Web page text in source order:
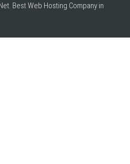
BestWeb Hosting Company in